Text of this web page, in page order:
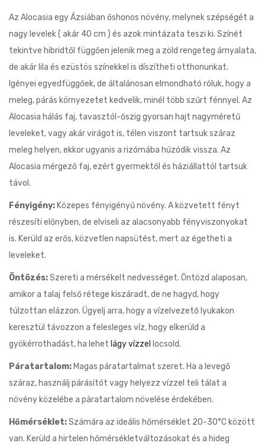
Az Alocasia egy Ázsiában őshonos növény, melynek szépségét a
nagy levelek ( akár 40 cm ) és azok mintázata teszi ki. Színét
tekintve hibridtől függően jelenik meg a zöld rengeteg árnyalata,
de akár lila és ezüstös színekkel is díszítheti otthonunkat.
Igényei egyedfüggőek, de általánosan elmondható róluk, hogy a
meleg, párás környezetet kedvelik, minél több szűrt fénnyel. Az
Alocasia hálás faj, tavasztól-őszig gyorsan hajt nagyméretű
leveleket, vagy akár virágot is, télen viszont tartsuk száraz
meleg helyen, ekkor ugyanis a rizómába húzódik vissza. Az
Alocasia mérgező faj, ezért gyermektől és háziállattól tartsuk
távol.
Fényigény: Közepes fényigényű növény. A közvetett fényt
részesíti előnyben, de elviseli az alacsonyabb fényviszonyokat
is. Kerüld az erős, közvetlen napsütést, mert az égetheti a
leveleket.
Öntözés:Szereti a mérsékelt nedvességet. Öntözd alaposan,
amikor a talaj felső rétege kiszáradt, de ne hagyd, hogy
túlzottan elázzon. Ügyelj arra, hogy a vízelvezető lyukakon
keresztül távozzon a felesleges víz, hogy elkerüld a
gyökérrothadást, ha lehet lágy vízzel locsold.
Páratartalom: Magas páratartalmat szeret. Ha a levegő
száraz, használj párásítót vagy helyezz vízzel teli tálat a
növény közelébe a páratartalom növelése érdekében.
Hőmérséklet:Számára az ideális hőmérséklet 20-30°C között
van. Kerüld a hirtelen hőmérsékletváltozásokat és a hideg